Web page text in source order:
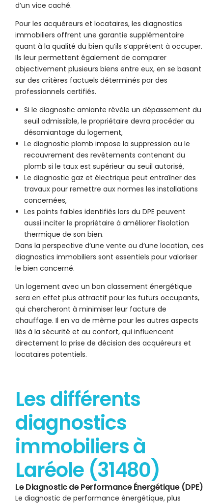
d’un vice caché.
Pour les acquéreurs et locataires, les diagnostics
immobiliers offrent une garantie supplémentaire
quant à la qualité du bien qu’ils s’apprêtent à occuper.
Ils leur permettent également de comparer
objectivement plusieurs biens entre eux, en se basant
sur des critères factuels déterminés par des
professionnels certifiés.
Si le diagnostic amiante révèle un dépassement du
seuil admissible, le propriétaire devra procéder au
désamiantage du logement,
Le diagnostic plomb impose la suppression ou le
recouvrement des revêtements contenant du
plomb si le taux est supérieur au seuil autorisé,
Le diagnostic gaz et électrique peut entraîner des
travaux pour remettre aux normes les installations
concernées,
Les points faibles identifiés lors du DPE peuvent
aussi inciter le propriétaire à améliorer l’isolation
thermique de son bien.
Dans la perspective d’une vente ou d’une location, ces
diagnostics immobiliers sont essentiels pour valoriser
le bien concerné.
Un logement avec un bon classement énergétique
sera en effet plus attractif pour les futurs occupants,
qui chercheront à minimiser leur facture de
chauffage. Il en va de même pour les autres aspects
liés à la sécurité et au confort, qui influencent
directement la prise de décision des acquéreurs et
locataires potentiels.
Les différents
diagnostics
immobiliers à
Laréole (31480)
Le Diagnostic de Performance Énergétique (DPE)
Le diagnostic de performance énergétique, plus